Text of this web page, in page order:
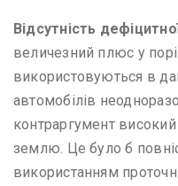
Відсутність
величезний плюс у
використовуються в
автомобілів
контраргумент високий
землю. Це було б
використанням